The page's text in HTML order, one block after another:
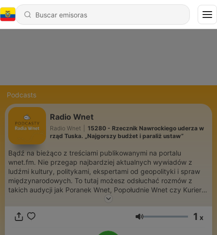
Podcasts
Radio Wnet
Radio Wnet
15280 - Rzecznik Nawrockiego uderza w
rząd Tuska. „Najgorszy budżet i paraliż ustaw”
Bądź na bieżąco z treściami publikowanymi na portalu
wnet.fm. Nie przegap najbardziej aktualnych wywiadów z
ludźmi kultury, politykami, ekspertami od geopolityki i spraw
międzynarodowych. To tutaj możesz odsłuchać rozmów z
takich audycji jak Poranek Wnet, Popołudnie Wnet czy Kurier w
Wszystkie programy przygotowywane są przez nasz zespół
Volumen 1 x